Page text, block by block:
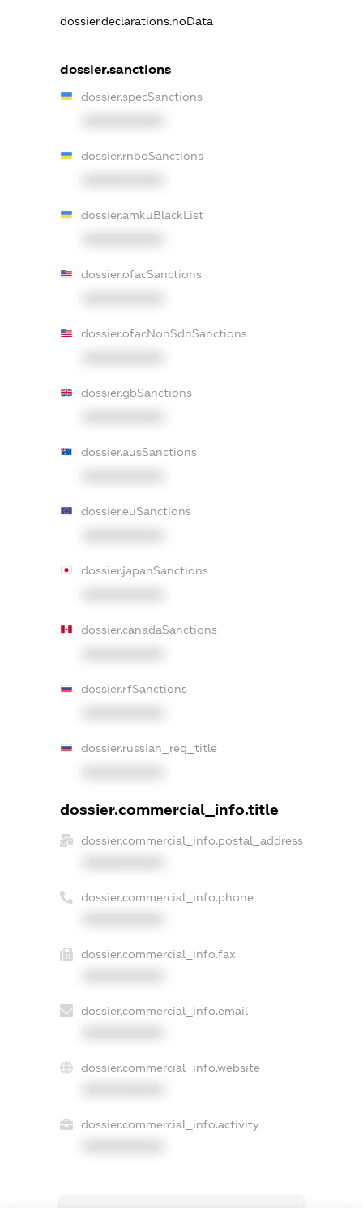
dossier.declarations.noData
dossier.sanctions
dossier.specSanctions
dossier.rnboSanctions
dossier.amkuBlackList
dossier.ofacSanctions
dossier.ofacNonSdnSanctions
dossier.gbSanctions
dossier.ausSanctions
dossier.euSanctions
dossier.japanSanctions
dossier.canadaSanctions
dossier.rfSanctions
dossier.russian_reg_title
dossier.commercial_info.title
dossier.commercial_info.postal_address
dossier.commercial_info.phone
dossier.commercial_info.fax
dossier.commercial_info.email
dossier.commercial_info.website
dossier.commercial_info.activity